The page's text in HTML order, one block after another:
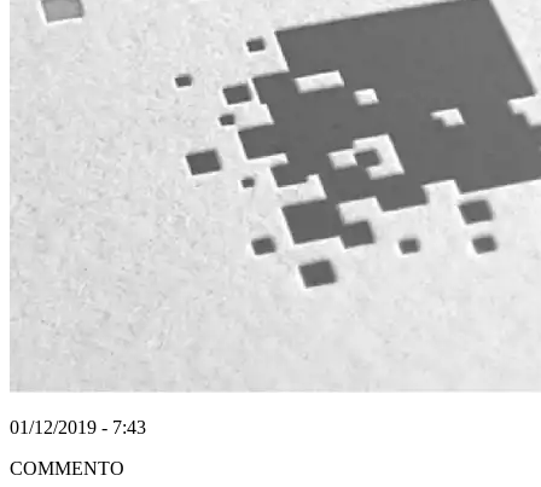
01/12/2019 - 7:43
COMMENTO